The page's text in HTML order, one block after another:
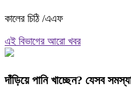
কালের চিঠি /এএফ
এই বিভাগের আরো খবর
দাঁড়িয়ে পানি খাচ্ছেন? যেসব